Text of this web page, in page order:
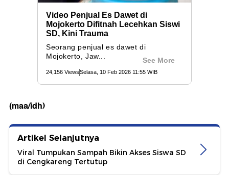
(maa/idh)
Artikel Selanjutnya
Viral Tumpukan Sampah Bikin Akses Siswa SD
di Cengkareng Tertutup